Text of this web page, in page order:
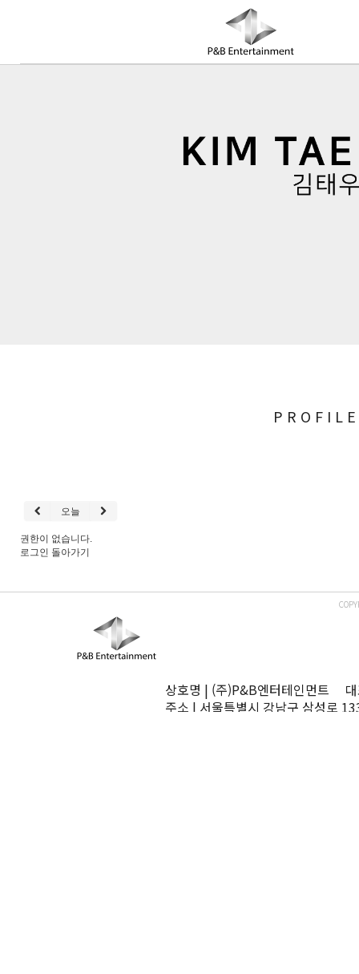
COMPANY
PROFILE
오늘
권한이 없습니다.
로그인 돌아가기
상호명 | (주)P&B엔터테인먼트
주소 | 서울특별시 강남구 삼성로